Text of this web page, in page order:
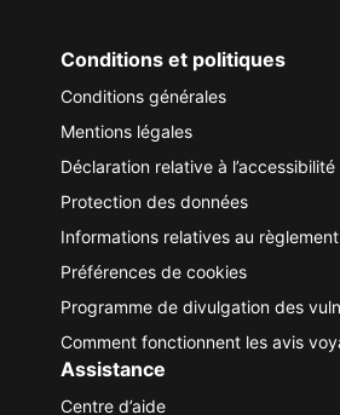
Conditions et politiques
Conditions générales
Mentions légales
Déclaration relative à l’accessibilité
Protection des données
Informations relatives au
Préférences de cookies
Programme de divulgation des
Comment fonctionnent les avis
Assistance
Centre d’aide